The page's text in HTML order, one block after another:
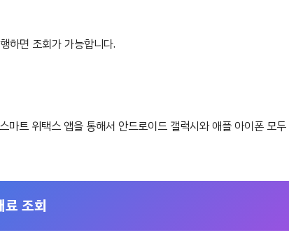
하면 조회가 가능합니다.
트 위택스 앱을 통해서 안드로이드 갤럭시와 애플 아이폰 모
료 조회